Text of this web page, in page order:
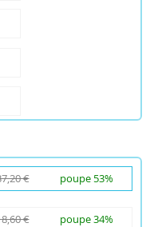
€ poupe 53%
€ poupe 34%